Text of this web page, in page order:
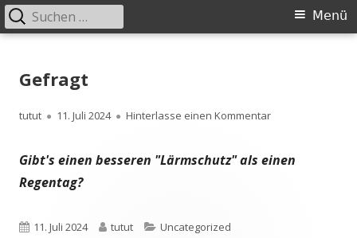
zum
Primäres
Menü
Suchen
nach:
Gefragt
Autor
tutut
Veröffentlicht
11. Juli 2024 Hinterlasse einen Kommentarzu Gefragt
Gibt's einen besseren "Lärmschutz" als einen
Regentag?
Veröffentlicht
11. Juli 2024 Autor
tutut Kategorien
Uncategorized